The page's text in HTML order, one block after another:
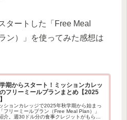
タートした「Free Meal
ン）」を使ってみた感想は
期からスタート！ミッションカレッ
フリーミールプランまとめ【2025
ションカレッジで2025年秋学期から始まっ
フリーミールプラン（Free Meal Plan）」
介。週30ドル分の食事クレジットがもらえ